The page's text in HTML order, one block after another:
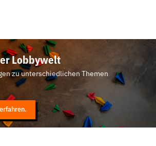
Lobbywelt
zu unterschiedlichen Themen